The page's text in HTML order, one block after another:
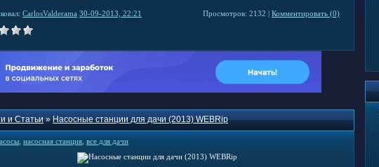
CarlosValderama 30-09-2013, 22:21 Просмотров: 2132 | Комментировать (0)
и Статьи»Насосные станции для дачи (2013) WEBRip
насосная станция все для дачи